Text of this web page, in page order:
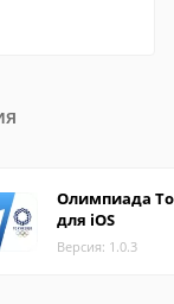
Олимпиада
для iOS
Версия: 1.0.3